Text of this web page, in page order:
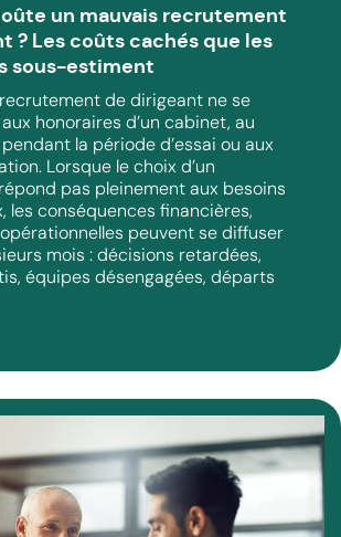
un mauvais recrutement
? Les coûts cachés que les
sous-estiment
recrutement de dirigeant ne se
honoraires d’un cabinet, au
la période d’essai ou aux
Lorsque le choix d’un
pas pleinement aux besoins
les conséquences financières,
peuvent se diffuser
mois : décisions retardées,
équipes désengagées, départs